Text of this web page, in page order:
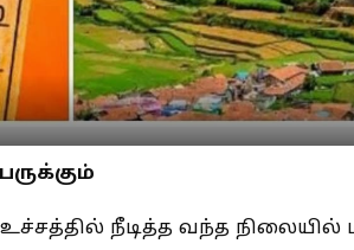
நீடித்த வந்த நிலையில்